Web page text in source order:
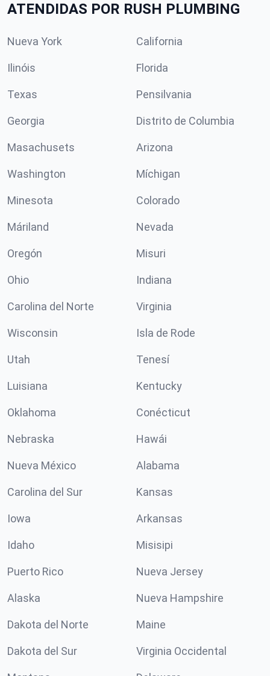
ATENDIDAS POR RUSH PLUMBING
Nueva York California
Ilinóis Florida
Texas Pensilvania
Georgia Distrito de Columbia
Masachusets Arizona
Washington Míchigan
Minesota Colorado
Máriland Nevada
Oregón Misuri
Ohio Indiana
Carolina del Norte Virginia
Wisconsin Isla de Rode
Utah Tenesí
Luisiana Kentucky
Oklahoma Conécticut
Nebraska Hawái
Nueva México Alabama
Carolina del Sur Kansas
Iowa Arkansas
Idaho Misisipi
Puerto Rico Nueva Jersey
Alaska Nueva Hampshire
Dakota del Norte Maine
Dakota del Sur Virginia Occidental